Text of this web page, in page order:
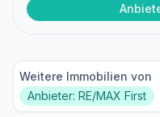
Weitere Immobilien von
Anbieter: RE/MAX First